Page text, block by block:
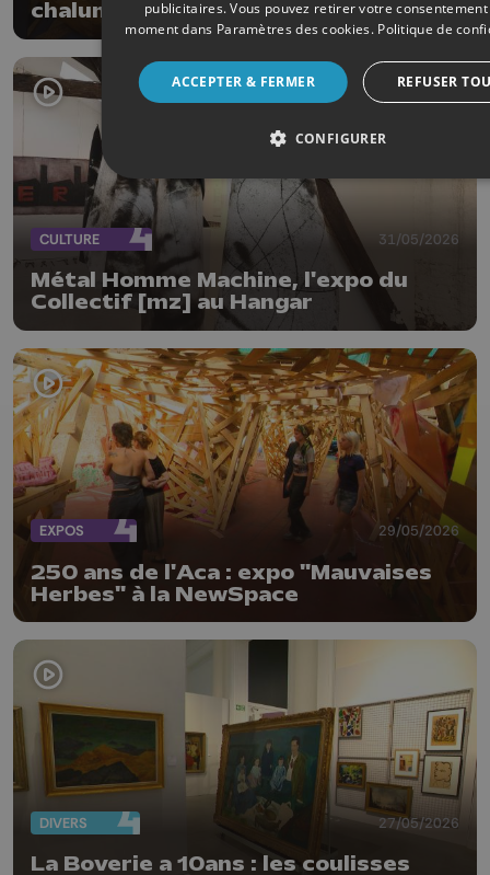
chalumeau !
CULTURE 31/05/2026
Métal Homme Machine, l'expo du
Collectif [mz] au Hangar
EXPOS 29/05/2026
250 ans de l'Aca : expo "Mauvaises
Herbes" à la NewSpace
DIVERS 27/05/2026
La Boverie a 10ans : les coulisses
publicitaires. Vous pouvez retirer votre
moment dans Paramètres des cookies. Politique de
ACCEPTER & FERMER REFUSER
CONFIGURER